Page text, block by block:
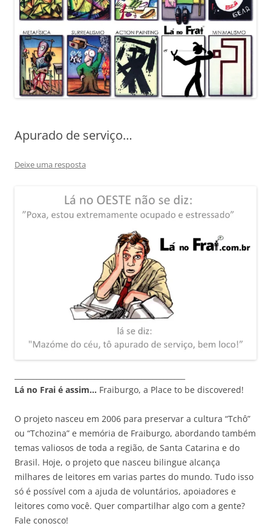
Apurado de serviço…
Deixe uma resposta
Lá no Frai é assim… Fraiburgo, a Place to be discovered!
O projeto nasceu em 2006 para preservar a cultura “Tchô”
ou “Tchozina” e memória de Fraiburgo, abordando também
temas valiosos de toda a região, de Santa Catarina e do
Brasil. Hoje, o projeto que nasceu bilingue alcança
milhares de leitores em varias partes do mundo. Tudo isso
só é possível com a ajuda de voluntários, apoiadores e
leitores como você. Quer compartilhar algo com a gente?
Fale conosco!